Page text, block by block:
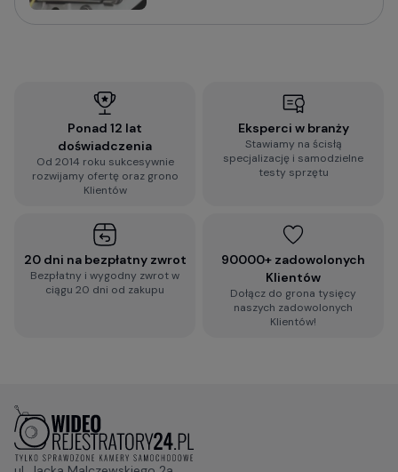
Ponad 12 lat
doświadczenia
Od 2014 roku sukcesywnie
rozwijamy ofertę oraz grono
Klientów
Eksperci w branży
Stawiamy na ścisłą
specjalizację i samodzielne
testy sprzętu
20 dni na bezpłatny zwrot
Bezpłatny i wygodny zwrot w
ciągu 20 dni od zakupu
90000+ zadowolonych
Klientów
Dołącz do grona tysięcy
naszych zadowolonych
Klientów!